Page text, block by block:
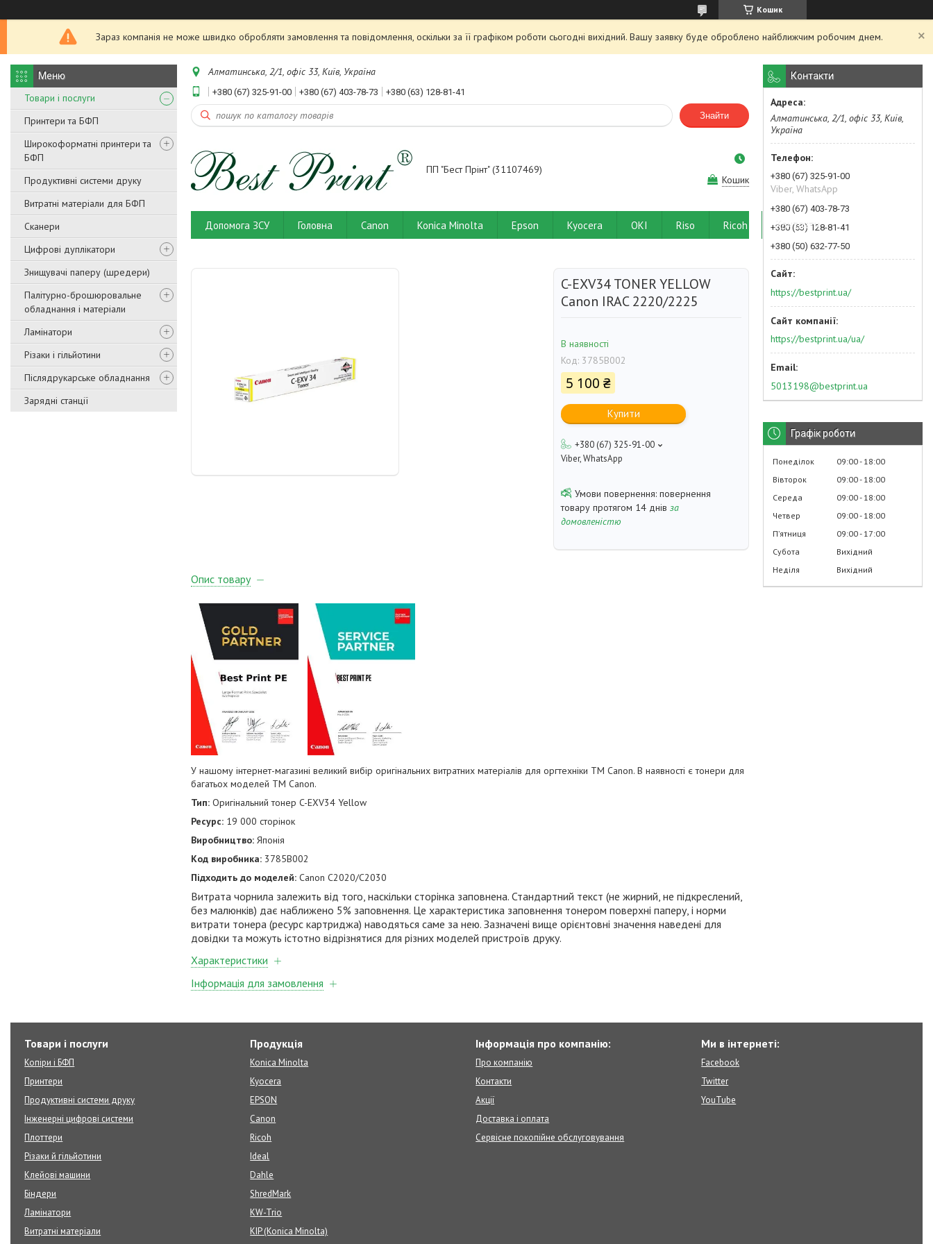
Кошик
Зараз компанія не може швидко обробляти замовлення та повідомлення, оскільки за її графіком роботи сьогодні вихідний. Вашу заявку буде оброблено найближчим робочим днем.
Товари і послуги
Принтери та БФП
Широкоформатні принтери та
БФП
Продуктивні системи друку
Витратні матеріали для БФП
Сканери
Цифрові дуплікатори
Знищувачі паперу (шредери)
Палітурно-брошюровальне
обладнання і матеріали
Ламінатори
Різаки і гільйотини
Післядрукарське обладнання
Зарядні станції
Алматинська, 2/1, офіс 33, Київ, Україна
+380 (67) 325-91-00 +380 (67) 403-78-73 +380 (63) 128-81-41
Знайти
ПП "Бест Прінт" (31107469)
Кошик
Допомога ЗСУ Головна Canon Konica Minolta Epson Kyocera OKI Riso Ricoh Контакти
C-EXV34 TONER YELLOW
Canon IRAC 2220/2225
В наявності
Код: 3785B002
5 100 ₴
Купити
+380 (67) 325-91-00
Viber, WhatsApp
повернення
товару протягом 14 днів за
домовленістю
Опис товару
У нашому інтернет-магазині великий вибір оригінальних витратних матеріалів для оргтехніки TM Canon. В наявності є тонери для
багатьох моделей TM Canon.
Тип: Оригінальний тонер C-EXV34 Yellow
Ресурс: 19 000 сторінок
Виробництво: Японія
Код виробника: 3785B002
Підходить до моделей: Canon C2020/C2030
Витрата чорнила залежить від того, наскільки сторінка заповнена. Стандартний текст (не жирний, не підкреслений,
без малюнків) дає наближено 5% заповнення. Це характеристика заповнення тонером поверхні паперу, і норми
витрати тонера (ресурс картриджа) наводяться саме за нею. Зазначені вище орієнтовні значення наведені для
довідки та можуть істотно відрізнятися для різних моделей пристроїв друку.
Характеристики
Інформація для замовлення
Контакти
Алматинська, 2/1, офіс 33, Київ,
Україна
+380 (67) 325-91-00
Viber, WhatsApp
+380 (67) 403-78-73
+380 (63) 128-81-41
+380 (50) 632-77-50
https://bestprint.ua/
https://bestprint.ua/ua/
5013198@bestprint.ua
Графік роботи
Понеділок 09:00 18:00
Вівторок
09:00 18:00
Середа
09:00 18:00
Четвер
09:00 18:00
Пʼятниця
09:00 17:00
Субота
Вихідний
Неділя
Вихідний
Товари і послуги
Копіри і БФП
Принтери
Продуктивні системи друку
Інженерні цифрові системи
Плоттери
Різаки й гільйотини
Клейові машини
Біндери
Ламінатори
Витратні матеріали
Продукція
Konica Minolta
Kyocera
EPSON
Canon
Ricoh
Ideal
Dahle
ShredMark
KW-Trio
KIP (Konica Minolta)
Інформація про компанію:
Про компанію
Контакти
Акції
Доставка і оплата
Сервісне покопійне обслуговування
Ми в інтернеті:
Facebook
Twitter
YouTube